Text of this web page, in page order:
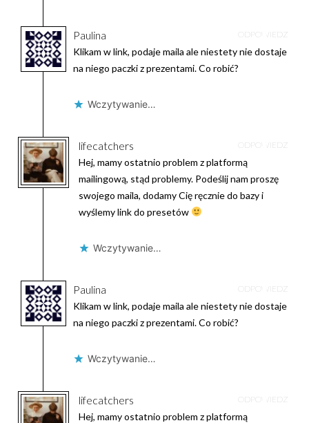
Paulina ODPOWIEDZ
Klikam w link, podaje maila ale niestety nie dostaje
na niego paczki z prezentami. Co robić?
Wczytywanie…
lifecatchers ODPOWIEDZ
Hej, mamy ostatnio problem z platformą
mailingową, stąd problemy. Podeślij nam proszę
swojego maila, dodamy Cię ręcznie do bazy i
wyślemy link do presetów
Wczytywanie…
Paulina ODPOWIEDZ
Klikam w link, podaje maila ale niestety nie dostaje
na niego paczki z prezentami. Co robić?
Wczytywanie…
lifecatchers ODPOWIEDZ
Hej, mamy ostatnio problem z platformą